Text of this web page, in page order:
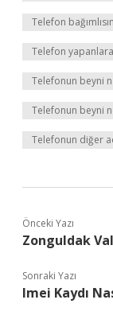
Telefon
Telefon
Telefonun beyni
Telefonun beyni
Telefonun diğer
Önceki Yazı
Zonguldak
Sonraki Yazı
Imei Kaydı